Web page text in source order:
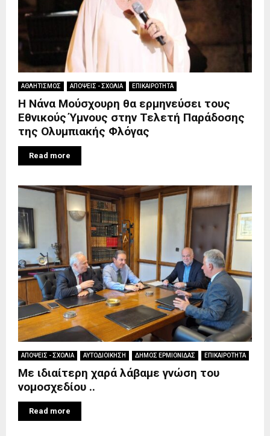
ΑΘΛΗΤΙΣΜΟΣ ΑΠΟΨΕΙΣ - ΣΧΟΛΙΑ ΕΠΙΚΑΙΡΟΤΗΤΑ
Η Νάνα Μούσχουρη θα ερμηνεύσει τους
Εθνικούς Ύμνους στην Τελετή Παράδοσης
της Ολυμπιακής Φλόγας
Read more
ΑΠΟΨΕΙΣ - ΣΧΟΛΙΑ ΑΥΤΟΔΙΟΙΚΗΣΗ ΔΗΜΟΣ ΕΡΜΙΟΝΙΔΑΣ ΕΠΙΚΑΙΡΟΤΗΤΑ
Με ιδιαίτερη χαρά λάβαμε γνώση του
νομοσχεδίου ..
Read more